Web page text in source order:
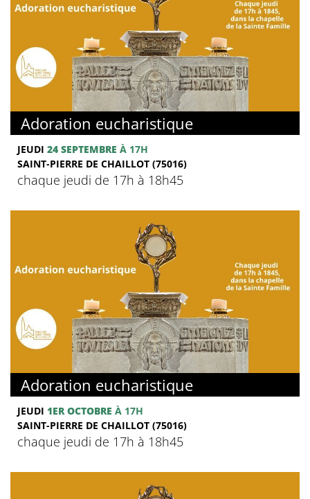
Adoration eucharistique
JEUDI 24 SEPTEMBRE À 17H
SAINT-PIERRE DE CHAILLOT (75016)
chaque jeudi de 17h à 18h45
Adoration eucharistique
JEUDI 1ER OCTOBRE À 17H
SAINT-PIERRE DE CHAILLOT (75016)
chaque jeudi de 17h à 18h45